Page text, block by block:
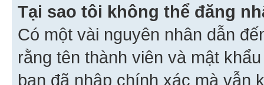
Tại sao tôi không thể đăng
Có một vài nguyên nhân dẫn
rằng tên thành viên và mật
bạn đã nhập chính xác mà vẫn